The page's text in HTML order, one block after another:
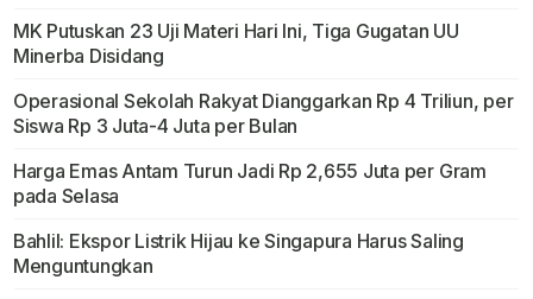
MK Putuskan 23 Uji Materi Hari Ini, Tiga Gugatan UU
Minerba Disidang
Operasional Sekolah Rakyat Dianggarkan Rp 4 Triliun, per
Siswa Rp 3 Juta-4 Juta per Bulan
Harga Emas Antam Turun Jadi Rp 2,655 Juta per Gram
pada Selasa
Bahlil: Ekspor Listrik Hijau ke Singapura Harus Saling
Menguntungkan